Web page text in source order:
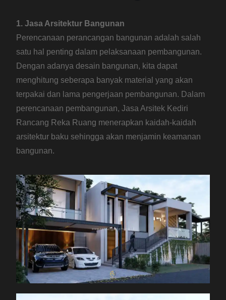
1. Jasa Arsitektur Bangunan
Perencanaan perancangan bangunan adalah salah
satu hal penting dalam pelaksanaan pembangunan.
Dengan adanya desain bangunan, kita dapat
menghitung seberapa banyak material yang akan
terpakai dan lama pengerjaan pembangunan. Dalam
perencanaan pembangunan, Jasa Arsitek Kediri
Rancang Reka Ruang menerapkan kaidah-kaidah
arsitektur baku sehingga akan menjamin keamanan
bangunan.